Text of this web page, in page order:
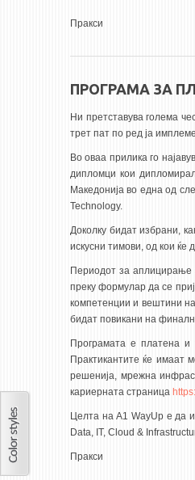
Пракси
ПРОГРАМА ЗА
Ни претставува голема
трет пат по ред ја
Во оваа прилика го
дипломци кои
Македонија во една од
Technology.
Доколку бидат избрани,
искусни тимови, од кои ќе
Периодот за аплицирање
преку формулар да се
компетенции и вештини
бидат повикани на
Програмата е платена
Практикантите ќе имаат
решенија, мрежна
кариерната страница
Целта на A1 WayUp е да
Data, IT, Cloud &
Пракси